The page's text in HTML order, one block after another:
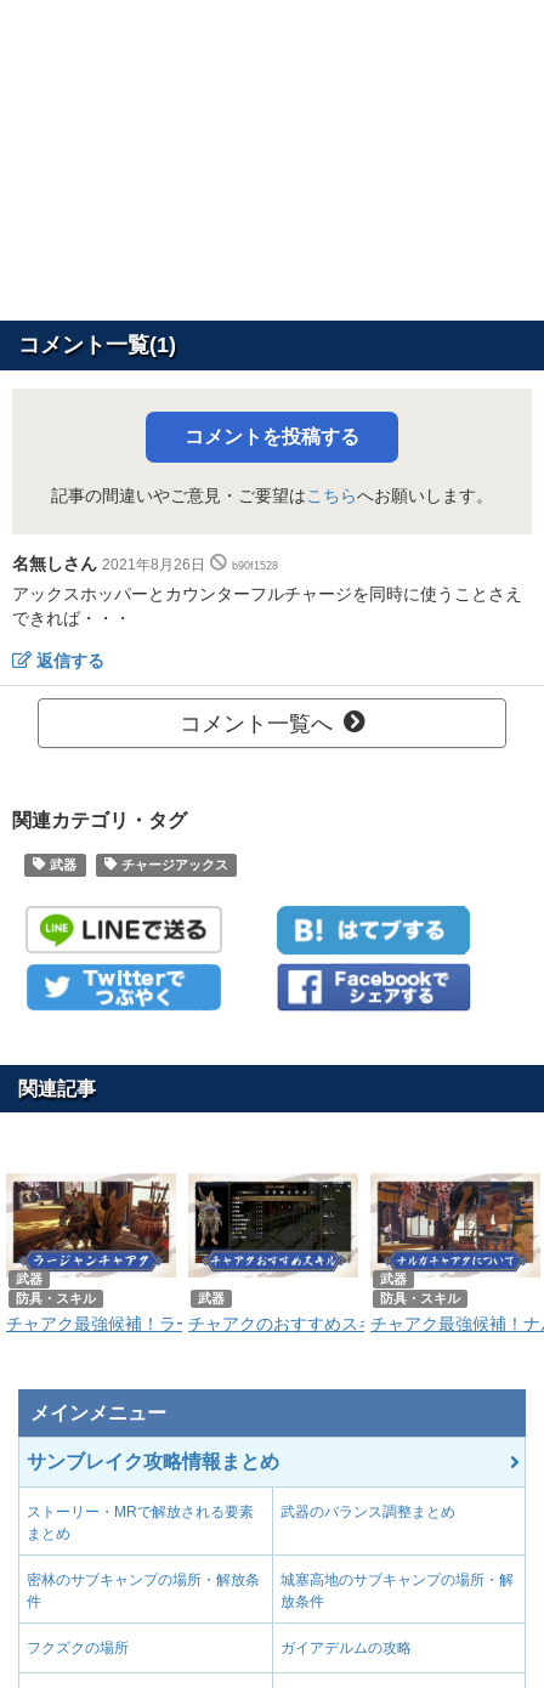
コメント一覧(1)
コメントを投稿する
記事の間違いやご意見・ご要望はこちらへお願いします。
名無しさん 2021年8月26日 b90f1528
アックスホッパーとカウンターフルチャージを同時に使うことさえ
できれば・・・
返信する
コメント一覧へ
関連カテゴリ・タグ
武器 チャージアックス
関連記事
武器
防具・スキル
チャアク最強候補！ラージャンチャアク｜金剛盾斧イカヅチの作り方
武器
チャアクのおすすめスキル
武器
防具・スキル
チャアク最強候補！
メインメニュー
サンブレイク攻略情報まとめ
ストーリー・MRで解放される要素
まとめ
武器のバランス調整まとめ
密林のサブキャンプの場所・解放条
件
城塞高地のサブキャンプの場所・解
放条件
フクズクの場所 ガイアデルムの攻略